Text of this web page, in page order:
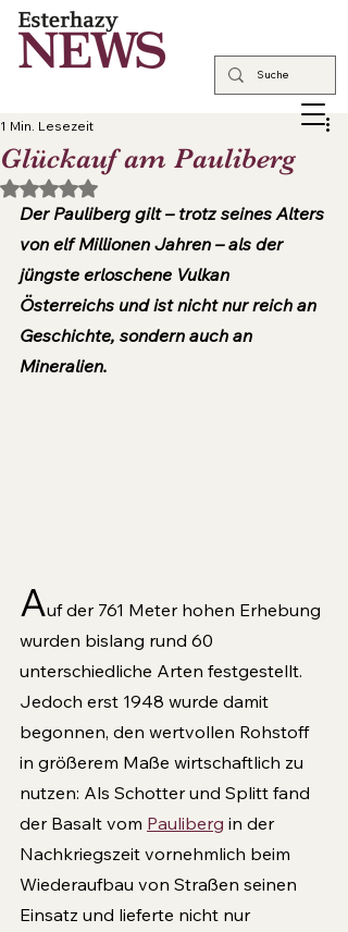
Glückauf am Pauliberg
1 Min. Lesezeit
Mit NaN von 5 Sternen bewertet.
Der Pauliberg gilt – trotz seines Alters
von elf Millionen Jahren – als der
jüngste erloschene Vulkan
Österreichs und ist nicht nur reich an
Geschichte, sondern auch an
Mineralien.
Auf der 761 Meter hohen Erhebung
wurden bislang rund 60
unterschiedliche Arten festgestellt.
Jedoch erst 1948 wurde damit
begonnen, den wertvollen Rohstoff
in größerem Maße wirtschaftlich zu
nutzen: Als Schotter und Splitt fand
der Basalt vom Pauliberg in der
Nachkriegszeit vornehmlich beim
Wiederaufbau von Straßen seinen
Einsatz und lieferte nicht nur